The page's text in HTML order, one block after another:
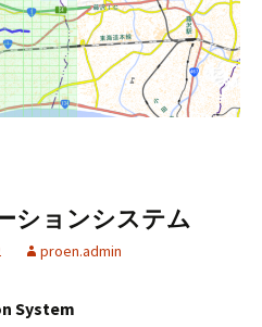
ションシステム
proen.admin
System